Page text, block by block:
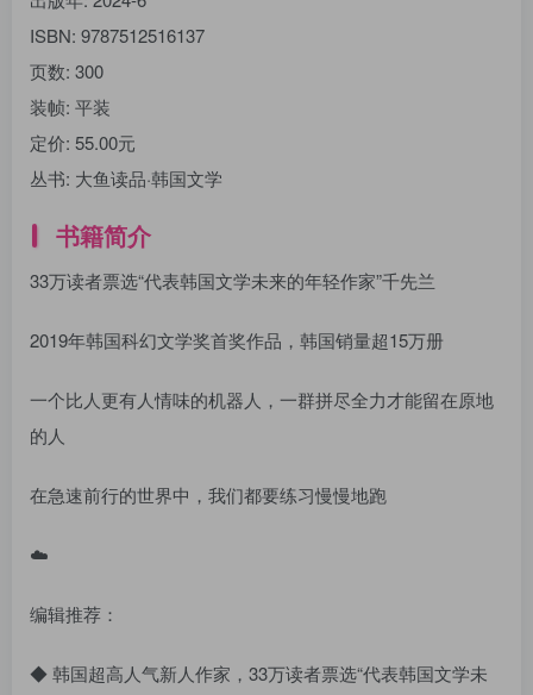
ISBN: 9787512516137
页数: 300
装帧: 平装
定价: 55.00元
丛书: 大鱼读品·韩国文学
书籍简介
33万读者票选“代表韩国文学未来的年轻作家”千先兰
2019年韩国科幻文学奖首奖作品，韩国销量超15万册
一个比人更有人情味的机器人，一群拼尽全力才能留在原地
的人
在急速前行的世界中，我们都要练习慢慢地跑
☁️
编辑推荐：
◆ 韩国超高人气新人作家，33万读者票选“代表韩国文学未